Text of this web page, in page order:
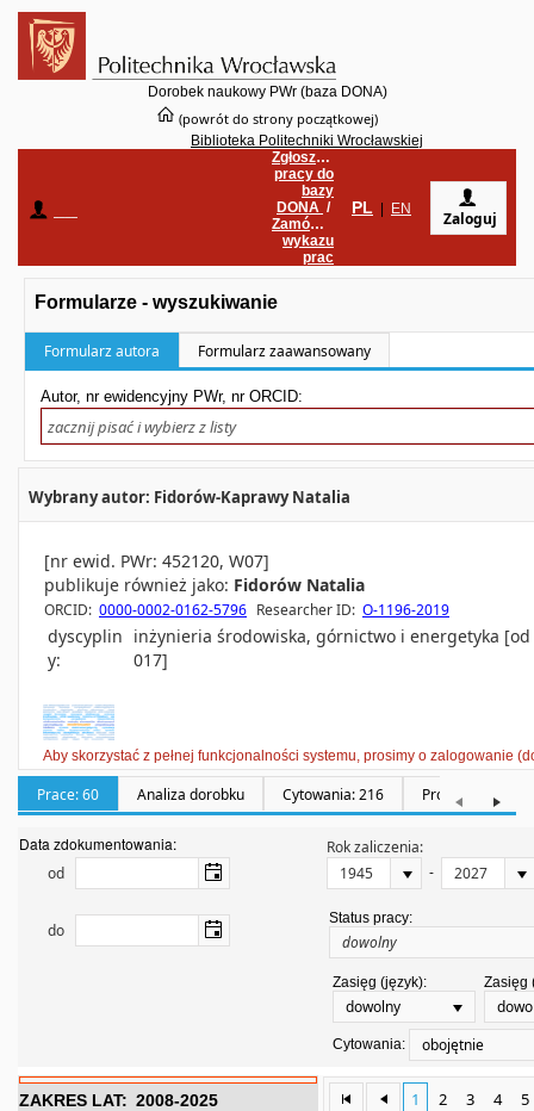
Dorobek naukowy PWr (baza DONA)
(powrót do strony początkowej)
Biblioteka Politechniki Wrocławskiej
Zgłoszenie
pracy do
bazy
DONA /
Zamówienie
wykazu
prac
PL EN Zaloguj
Formularze - wyszukiwanie
Formularz autora Formularz zaawansowany
Autor, nr ewidencyjny PWr, nr ORCID:
Wybrany autor: Fidorów-Kaprawy Natalia
[nr ewid. PWr: 452120, W07]
publikuje również jako: Fidorów Natalia
ORCID: 0000-0002-0162-5796 Researcher ID: O-1196-2019
dyscyplin
y:
inżynieria środowiska, górnictwo i energetyka [od
017]
Aby skorzystać z pełnej funkcjonalności systemu, prosimy o zalogowanie
Prace: 60 Analiza dorobku Cytowania: 216 Promotorstwa: 0
Data zdokumentowania:
od
Rok zaliczenia:
-
do
Status pracy:
Zasięg (język):
dowolny
Zasięg
Cytowania: obojętnie
ZAKRES LAT: 2008-2025 1 2 3 4 5